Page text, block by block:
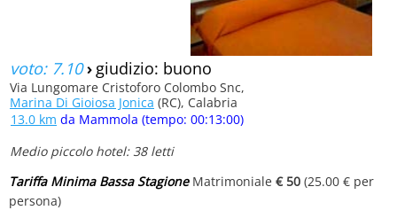
voto: 7.10› giudizio: buono
Via Lungomare Cristoforo Colombo Snc,
Marina Di Gioiosa Jonica (RC), Calabria
13.0 km da Mammola (tempo: 00:13:00)
Medio piccolo hotel: 38 letti
Tariffa Minima Bassa StagioneMatrimoniale € 50 (25.00 € per
persona)